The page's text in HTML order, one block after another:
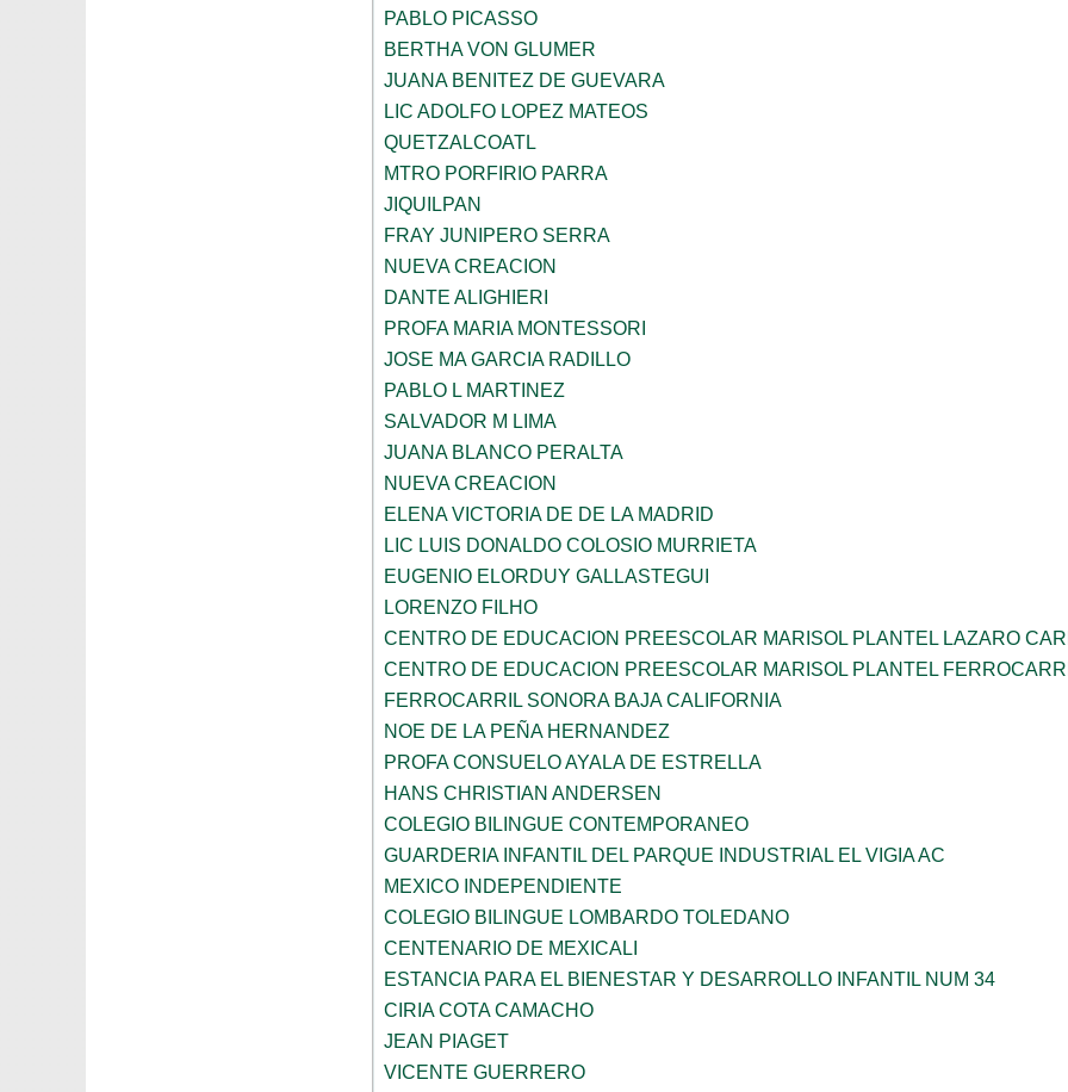
PABLO PICASSO
BERTHA VON GLUMER
JUANA BENITEZ DE GUEVARA
LIC ADOLFO LOPEZ MATEOS
QUETZALCOATL
MTRO PORFIRIO PARRA
JIQUILPAN
FRAY JUNIPERO SERRA
NUEVA CREACION
DANTE ALIGHIERI
PROFA MARIA MONTESSORI
JOSE MA GARCIA RADILLO
PABLO L MARTINEZ
SALVADOR M LIMA
JUANA BLANCO PERALTA
NUEVA CREACION
ELENA VICTORIA DE DE LA MADRID
LIC LUIS DONALDO COLOSIO MURRIETA
EUGENIO ELORDUY GALLASTEGUI
LORENZO FILHO
CENTRO DE EDUCACION PREESCOLAR MARISOL PLANTEL LAZARO
CENTRO DE EDUCACION PREESCOLAR MARISOL PLANTEL
FERROCARRIL SONORA BAJA CALIFORNIA
NOE DE LA PEÑA HERNANDEZ
PROFA CONSUELO AYALA DE ESTRELLA
HANS CHRISTIAN ANDERSEN
COLEGIO BILINGUE CONTEMPORANEO
GUARDERIA INFANTIL DEL PARQUE INDUSTRIAL EL VIGIA AC
MEXICO INDEPENDIENTE
COLEGIO BILINGUE LOMBARDO TOLEDANO
CENTENARIO DE MEXICALI
ESTANCIA PARA EL BIENESTAR Y DESARROLLO INFANTIL NUM 34
CIRIA COTA CAMACHO
JEAN PIAGET
VICENTE GUERRERO